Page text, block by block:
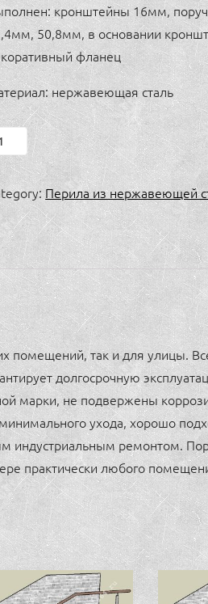
кронштейны 16мм,
50,8мм, в основании
фланец
нержавеющая сталь
Перила из нержавеющей
помещений, так и для улицы.
долгосрочную
марки, не подвержены
ухода, хорошо
индустриальным ремонтом.
практически любого